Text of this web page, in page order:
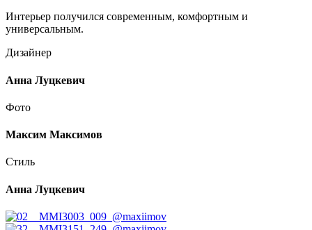
Интерьер получился современным, комфортным и
универсальным.
Дизайнер
Анна Луцкевич
Фото
Максим Максимов
Стиль
Анна Луцкевич